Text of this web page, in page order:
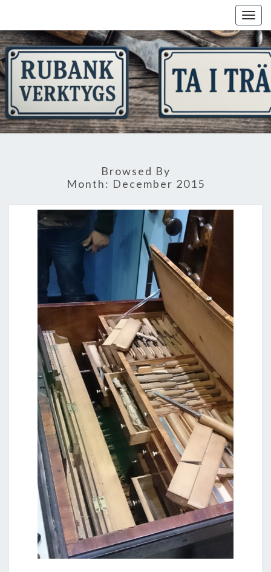
content
Browsed By
Month: December 2015